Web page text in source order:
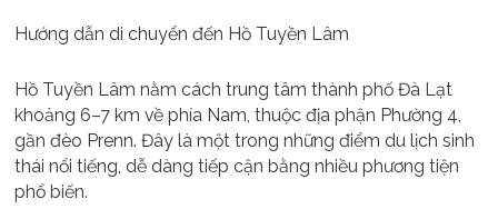
Hướng dẫn di chuyển đến Hồ Tuyền Lâm
Hồ Tuyền Lâm nằm cách trung tâm thành phố Đà Lạt
khoảng 6–7 km về phía Nam, thuộc địa phận Phường 4,
gần đèo Prenn. Đây là một trong những điểm du lịch sinh
thái nổi tiếng, dễ dàng tiếp cận bằng nhiều phương tiện
phổ biến.